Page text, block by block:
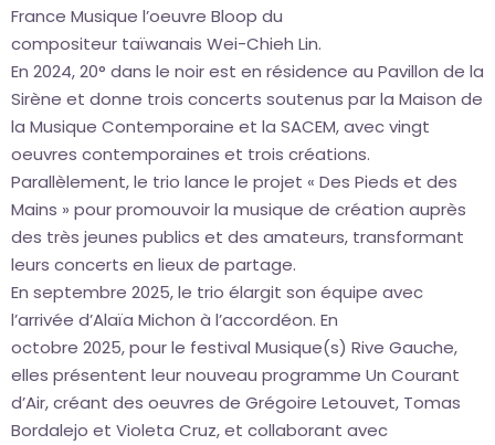
France Musique l’oeuvre Bloop du
compositeur taïwanais Wei-Chieh Lin.
En 2024, 20° dans le noir est en résidence au Pavillon de la
Sirène et donne trois concerts soutenus par la Maison de
la Musique Contemporaine et la SACEM, avec vingt
oeuvres contemporaines et trois créations.
Parallèlement, le trio lance le projet « Des Pieds et des
Mains » pour promouvoir la musique de création auprès
des très jeunes publics et des amateurs, transformant
leurs concerts en lieux de partage.
En septembre 2025, le trio élargit son équipe avec
l’arrivée d’Alaïa Michon à l’accordéon. En
octobre 2025, pour le festival Musique(s) Rive Gauche,
elles présentent leur nouveau programme Un Courant
d’Air, créant des oeuvres de Grégoire Letouvet, Tomas
Bordalejo et Violeta Cruz, et collaborant avec